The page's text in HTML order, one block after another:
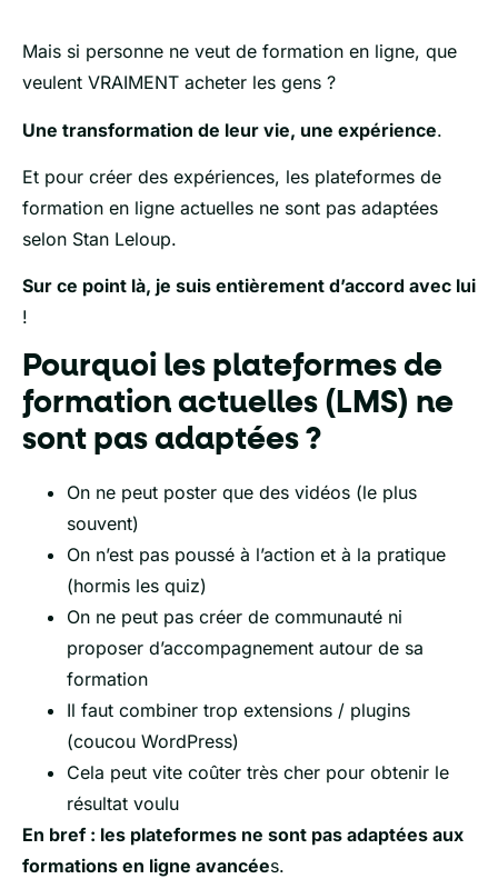
Mais si personne ne veut de formation en ligne, que
veulent VRAIMENT acheter les gens ?
Une transformation de leur vie, une expérience.
Et pour créer des expériences, les plateformes de
formation en ligne actuelles ne sont pas adaptées
selon Stan Leloup.
Sur ce point là, je suis entièrement d’accord avec lui
!
Pourquoi les plateformes de
formation actuelles (LMS) ne
sont pas adaptées ?
On ne peut poster que des vidéos (le plus
souvent)
On n’est pas poussé à l’action et à la pratique
(hormis les quiz)
On ne peut pas créer de communauté ni
proposer d’accompagnement autour de sa
formation
Il faut combiner trop extensions / plugins
(coucou WordPress)
Cela peut vite coûter très cher pour obtenir le
résultat voulu
En bref : les plateformes ne sont pas adaptées aux
formations en ligne avancées.